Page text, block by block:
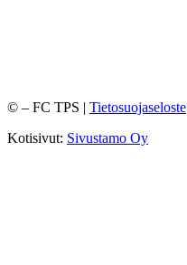
© – FC TPS | Tietosuojaseloste
Kotisivut: Sivustamo Oy